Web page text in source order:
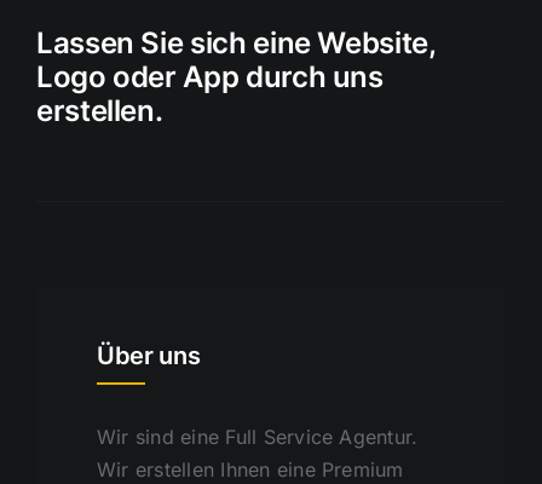
Lassen Sie sich eine Website,
Logo oder App durch uns
erstellen.
Über uns
Wir sind eine Full Service Agentur.
Wir erstellen Ihnen eine Premium